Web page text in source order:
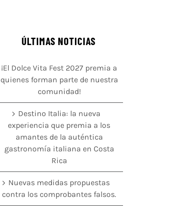
ÚLTIMAS NOTICIAS
¡El Dolce Vita Fest 2027 premia a
quienes forman parte de nuestra
comunidad!
Destino Italia: la nueva
experiencia que premia a los
amantes de la auténtica
gastronomía italiana en Costa
Rica
Nuevas medidas propuestas
contra los comprobantes falsos.